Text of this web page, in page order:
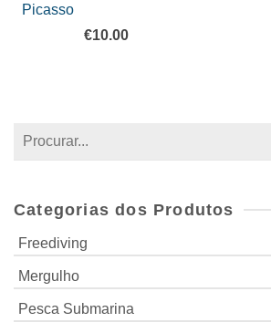
Picasso
€10.00
Search
Categorias dos Produtos
Freediving
Mergulho
Pesca Submarina